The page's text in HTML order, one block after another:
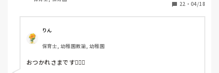
ちゃんと考えて対策を練って書き込むようにと。
呼ばれて一緒に対策を考えさせられること多数
これだけで30〜40分拘束されて辛いです
皆さんの園はどうですか?
22 ・ 04/18
りん
保育士, 幼稚園教諭, 幼稚園
おつかれさまです🙇🏻‍♀️